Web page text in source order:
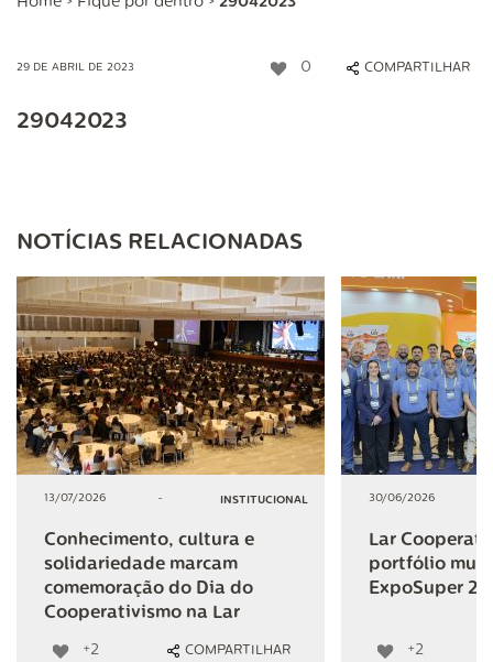
29 DE ABRIL DE 2023 0 COMPARTILHAR
29042023
NOTÍCIAS RELACIONADAS
13/07/2026 - INSTITUCIONAL
Conhecimento, cultura e
solidariedade marcam
comemoração do Dia do
Cooperativismo na Lar
+2 COMPARTILHAR
30/06/2026
Lar
portfólio
ExpoSuper
+2